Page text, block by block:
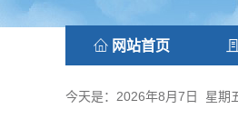
网站首页
今天是：2026年8月7日 星期